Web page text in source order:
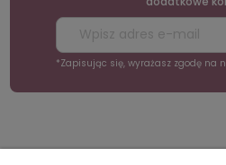
*Zapisując się, wyrażasz zgodę na